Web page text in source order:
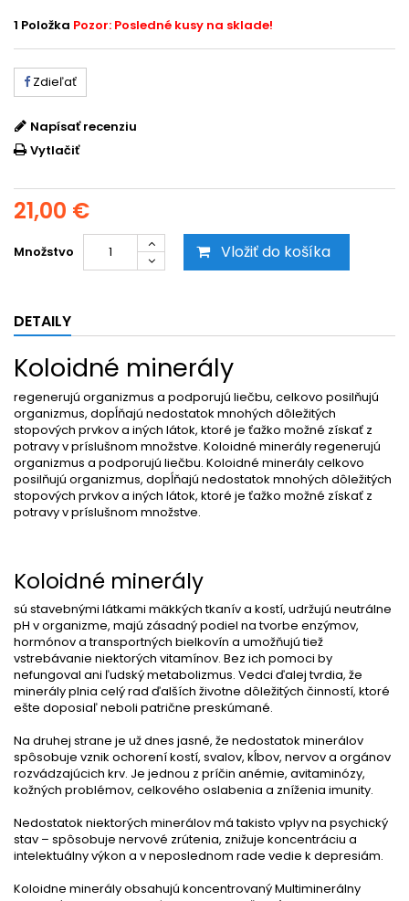
1 Položka Pozor: Posledné kusy na sklade!
Zdieľať
Napísať recenziu
Vytlačiť
21,00 €
Množstvo Vložiť do košíka
DETAILY
Koloidné minerály
regenerujú organizmus a podporujú liečbu, celkovo posilňujú
organizmus, dopĺňajú nedostatok mnohých dôležitých
stopových prvkov a iných látok, ktoré je ťažko možné získať z
potravy v príslušnom množstve. Koloidné minerály regenerujú
organizmus a podporujú liečbu. Koloidné minerály celkovo
posilňujú organizmus, dopĺňajú nedostatok mnohých dôležitých
stopových prvkov a iných látok, ktoré je ťažko možné získať z
potravy v príslušnom množstve.
Koloidné minerály
sú stavebnými látkami mäkkých tkanív a kostí, udržujú neutrálne
pH v organizme, majú zásadný podiel na tvorbe enzýmov,
hormónov a transportných bielkovín a umožňujú tiež
vstrebávanie niektorých vitamínov. Bez ich pomoci by
nefungoval ani ľudský metabolizmus. Vedci ďalej tvrdia, že
minerály plnia celý rad ďalších životne dôležitých činností, ktoré
ešte doposiaľ neboli patrične preskúmané.
Na druhej strane je už dnes jasné, že nedostatok minerálov
spôsobuje vznik ochorení kostí, svalov, kĺbov, nervov a orgánov
rozvádzajúcich krv. Je jednou z príčin anémie, avitaminózy,
kožných problémov, celkového oslabenia a zníženia imunity.
Nedostatok niektorých minerálov má takisto vplyv na psychický
stav – spôsobuje nervové zrútenia, znižuje koncentráciu a
intelektuálny výkon a v neposlednom rade vedie k depresiám.
Koloidne minerály obsahujú koncentrovaný Multiminerálny